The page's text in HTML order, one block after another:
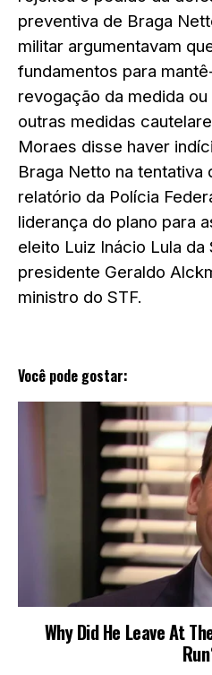
preventiva de Braga
militar argumentavam
fundamentos para
revogação da medida
outras medidas
Moraes disse haver
Braga Netto na tentativa
relatório da Polícia
liderança do plano para
eleito Luiz Inácio Lula
presidente Geraldo
ministro do STF.